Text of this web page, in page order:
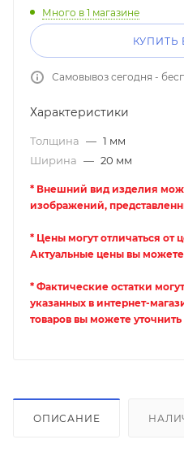
Много в 1 магазине
КУПИТЬ
Самовывоз сегодня -
Характеристики
Толщина — 1 мм
Ширина — 20 мм
* Внешний вид изделия
изображений,
* Цены могут отличаться от
Актуальные цены вы
* Фактические остатки
указанных в интернет-
товаров вы можете
ОПИСАНИЕ